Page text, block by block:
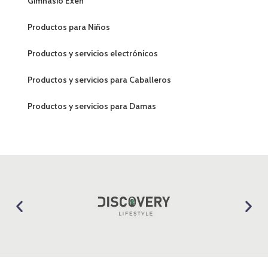
Productos para Niños
Productos y servicios electrónicos
Productos y servicios para Caballeros
Productos y servicios para Damas